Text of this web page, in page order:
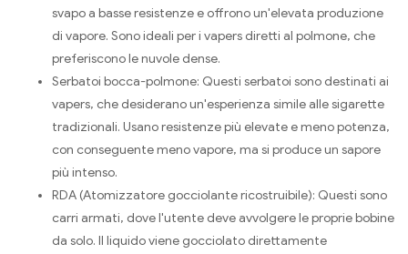
svapo a basse resistenze e offrono un'elevata produzione
di vapore. Sono ideali per i vapers diretti al polmone, che
preferiscono le nuvole dense.
Serbatoi bocca-polmone: Questi serbatoi sono destinati ai
vapers, che desiderano un'esperienza simile alle sigarette
tradizionali. Usano resistenze più elevate e meno potenza,
con conseguente meno vapore, ma si produce un sapore
più intenso.
RDA (Atomizzatore gocciolante ricostruibile): Questi sono
carri armati, dove l'utente deve avvolgere le proprie bobine
da solo. Il liquido viene gocciolato direttamente